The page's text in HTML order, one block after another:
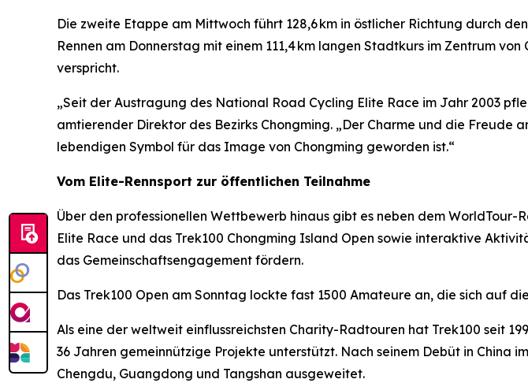
Die zweite Etappe am Mittwoch führt 128,6 km in östlicher Richtung durch
Rennen am Donnerstag mit einem 111,4 km langen Stadtkurs im Zentrum
verspricht.
„Seit der Austragung des National Road Cycling Elite Race im Jahr 2003
amtierender Direktor des Bezirks Chongming. „Der Charme und die Freude
lebendigen Symbol für das Image von Chongming geworden ist.“
Vom Elite-Rennsport zur öffentlichen Teilnahme
Über den professionellen Wettbewerb hinaus gibt es neben dem
Elite Race und das Trek100 Chongming Island Open sowie interaktive
das Gemeinschaftsengagement fördern.
Das Trek100 Open am Sonntag lockte fast 1500 Amateure an, die sich auf
Als eine der weltweit einflussreichsten Charity-Radtouren hat Trek100 seit
36 Jahren gemeinnützige Projekte unterstützt. Nach seinem Debüt in China
Chengdu, Guangdong und Tangshan ausgeweitet.